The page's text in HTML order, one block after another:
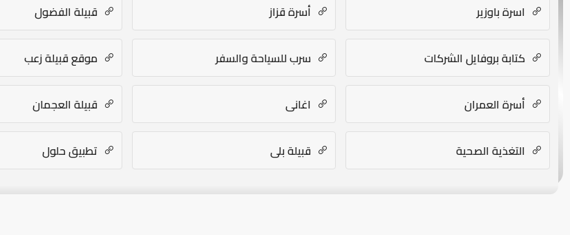
اسرة باوزير أسرة قزاز قبيلة الفضول
كتابة بروفايل الشركات سرب للسياحة والسفر موقع قبيلة زعب
أسرة العمران اغانى قبيلة العجمان
التغذية الصحية قبيلة بلي تطبيق حلول